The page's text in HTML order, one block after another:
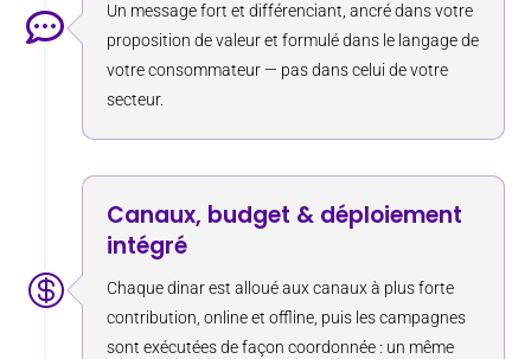

Un message fort et différenciant, ancré dans votre
proposition de valeur et formulé dans le langage de
votre consommateur — pas dans celui de votre
secteur.

Canaux, budget & déploiement
intégré
Chaque dinar est alloué aux canaux à plus forte
contribution, online et offline, puis les campagnes
sont exécutées de façon coordonnée : un même